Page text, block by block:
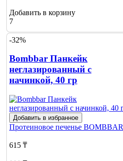
Добавить в корзину
7
-32%
Bombbar Панкейк
неглазированный с
начинкой, 40 гр
Добавить в избранное
Протеиновое печенье BOMBBAR
615 ₸